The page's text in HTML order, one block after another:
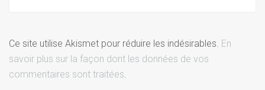
Ce site utilise Akismet pour réduire les indésirables. En
savoir plus sur la façon dont les données de vos
commentaires sont traitées.